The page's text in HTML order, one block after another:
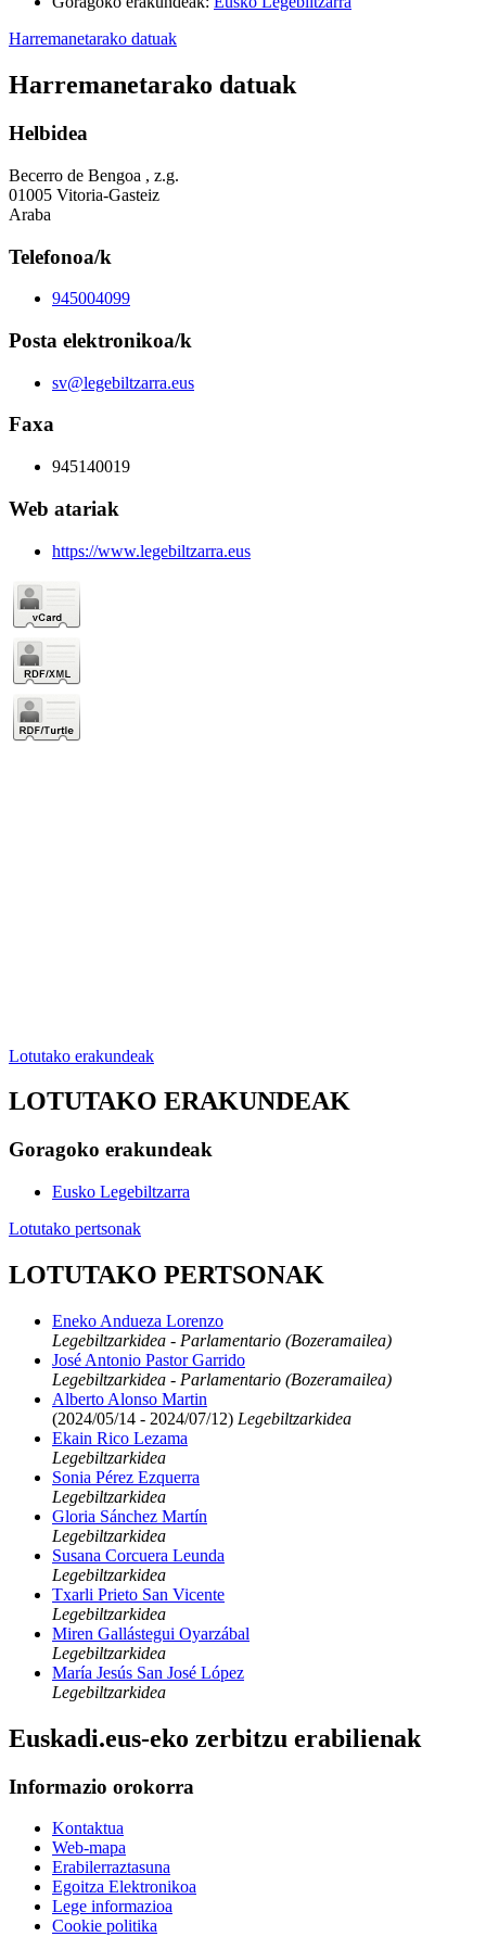
Harremanetarako datuak
Harremanetarako datuak
Helbidea
Becerro de Bengoa , z.g.
01005 Vitoria-Gasteiz
Araba
Telefonoa/k
945004099
Posta elektronikoa/k
sv@legebiltzarra.eus
Faxa
945140019
Web atariak
https://www.legebiltzarra.eus
Lotutako erakundeak
LOTUTAKO ERAKUNDEAK
Goragoko erakundeak
Eusko Legebiltzarra
Lotutako pertsonak
LOTUTAKO PERTSONAK
Eneko Andueza Lorenzo
Legebiltzarkidea - Parlamentario (Bozeramailea)
José Antonio Pastor Garrido
Legebiltzarkidea - Parlamentario (Bozeramailea)
Alberto Alonso Martin
(2024/05/14 - 2024/07/12) Legebiltzarkidea
Ekain Rico Lezama
Legebiltzarkidea
Sonia Pérez Ezquerra
Legebiltzarkidea
Gloria Sánchez Martín
Legebiltzarkidea
Susana Corcuera Leunda
Legebiltzarkidea
Txarli Prieto San Vicente
Legebiltzarkidea
Miren Gallástegui Oyarzábal
Legebiltzarkidea
María Jesús San José López
Legebiltzarkidea
Euskadi.eus-eko zerbitzu erabilienak
Informazio orokorra
Kontaktua
Web-mapa
Erabilerraztasuna
Egoitza Elektronikoa
Lege informazioa
Cookie politika